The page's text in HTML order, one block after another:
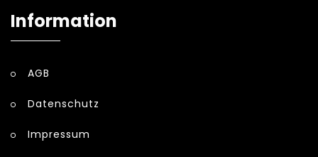
Information
AGB
Datenschutz
Impressum